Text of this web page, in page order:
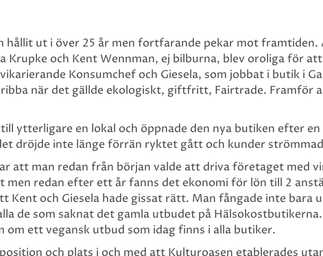
hållit ut i över 25 år men fortfarande pekar mot framtiden.
Krupke och Kent Wennman, ej bilburna, blev oroliga för
Konsumchef och Giesela, som jobbat i butik i
när det gällde ekologiskt, giftfritt, Fairtrade. Framför
ytterligare en lokal och öppnade den nya butiken efter
dröjde inte länge förrän ryktet gått och kunder
att man redan från början valde att driva företaget med
redan efter ett år fanns det ekonomi för lön till 2
Kent och Giesela hade gissat rätt. Man fångade inte
de som saknat det gamla utbudet på
om ett vegansk utbud som idag finns i alla butiker.
och plats i och med att Kulturoasen etablerades